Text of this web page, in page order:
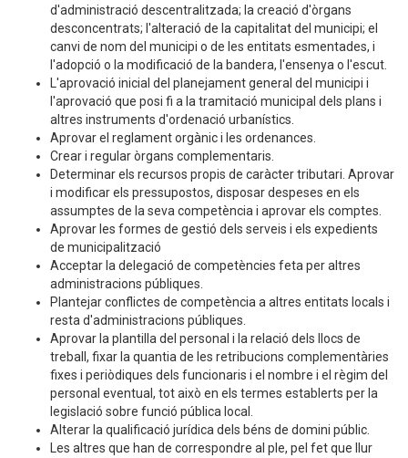
d'administració descentralitzada; la creació d'òrgans
desconcentrats; l'alteració de la capitalitat del municipi; el
canvi de nom del municipi o de les entitats esmentades, i
l'adopció o la modificació de la bandera, l'ensenya o l'escut.
L'aprovació inicial del planejament general del municipi i
l'aprovació que posi fi a la tramitació municipal dels plans i
altres instruments d'ordenació urbanístics.
Aprovar el reglament orgànic i les ordenances.
Crear i regular òrgans complementaris.
Determinar els recursos propis de caràcter tributari. Aprovar
i modificar els pressupostos, disposar despeses en els
assumptes de la seva competència i aprovar els comptes.
Aprovar les formes de gestió dels serveis i els expedients
de municipalització
Acceptar la delegació de competències feta per altres
administracions públiques.
Plantejar conflictes de competència a altres entitats locals i
resta d'administracions públiques.
Aprovar la plantilla del personal i la relació dels llocs de
treball, fixar la quantia de les retribucions complementàries
fixes i periòdiques dels funcionaris i el nombre i el règim del
personal eventual, tot això en els termes establerts per la
legislació sobre funció pública local.
Alterar la qualificació jurídica dels béns de domini públic.
Les altres que han de correspondre al ple, pel fet que llur